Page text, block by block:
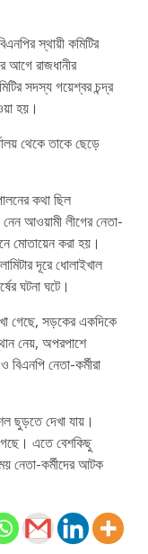
স্থায়ী কমিটির
আগে রাজধানীর
সদস্য গয়েশ্বর চন্দ্র
হয়।
থেকে তাকে ছেড়ে
কথা ছিল
আওয়ামী লীগের নেতা-
মোতায়েন করা হয়।
দূরে ধোলাইখাল
ঘটনা ঘটে।
গেছে, সড়কের একদিকে
নেয়, অপরপাশে
নেতা-কর্মীরা
ছুড়তে দেখা যায়।
এতে বেশকিছু
নেতা-কর্মীদের আটক